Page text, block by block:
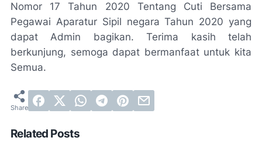
Nomor 17 Tahun 2020 Tentang Cuti Bersama
Pegawai Aparatur Sipil negara Tahun 2020 yang
dapat Admin bagikan. Terima kasih telah
berkunjung, semoga dapat bermanfaat untuk kita
Semua.
Related Posts